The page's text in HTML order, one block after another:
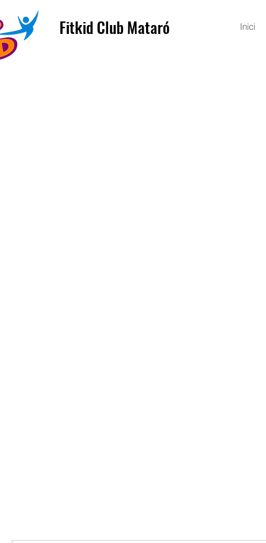
Inici
Fitkid Club Mataró